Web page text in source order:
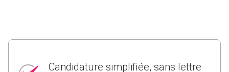
Candidature simplifiée, sans lettre